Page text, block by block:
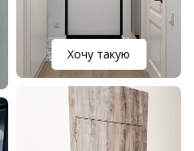
Хочу такую